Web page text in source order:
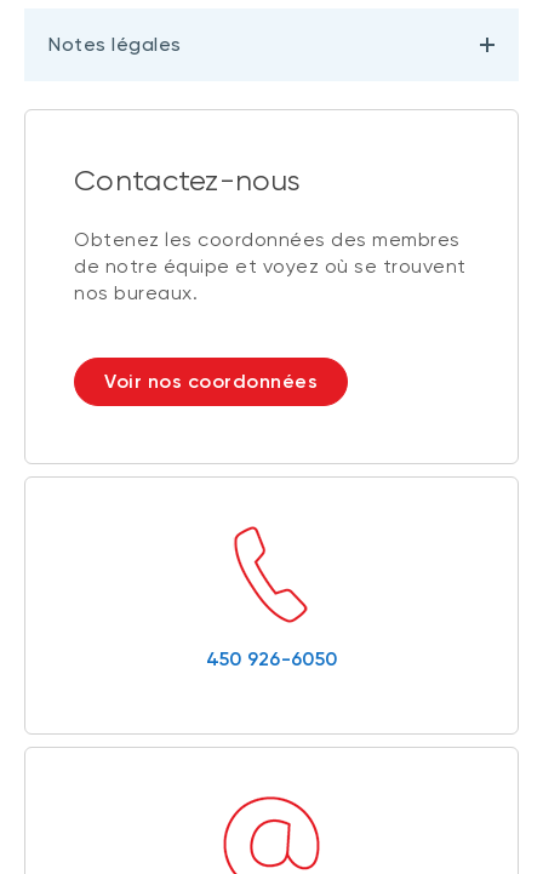
Notes légales
Contactez-nous
Obtenez les coordonnées des membres
de notre équipe et voyez où se trouvent
nos bureaux.
Voir nos coordonnées
450 926-6050